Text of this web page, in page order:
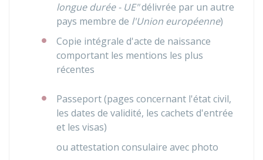
longue durée - UE"délivrée par un autre
pays membre de l'Union européenne)
Copie intégrale d'acte de naissance
comportant les mentions les plus
récentes
Passeport (pages concernant l'état civil,
les dates de validité, les cachets d'entrée
et les visas)
ou attestation consulaire avec photo